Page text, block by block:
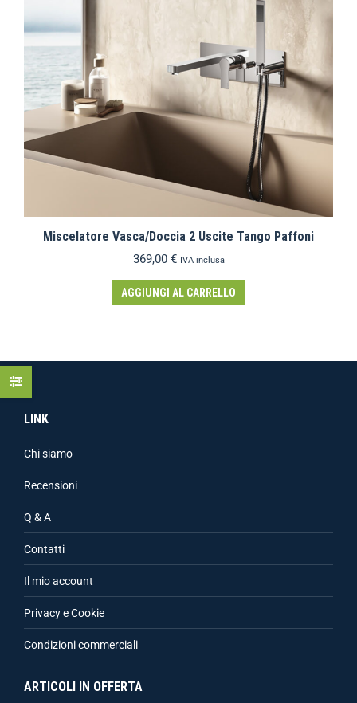
Miscelatore Vasca/Doccia 2 Uscite Tango Paffoni
369,00 € IVA inclusa
AGGIUNGI AL CARRELLO
LINK
Chi siamo
Recensioni
Q & A
Contatti
Il mio account
Privacy e Cookie
Condizioni commerciali
ARTICOLI IN OFFERTA